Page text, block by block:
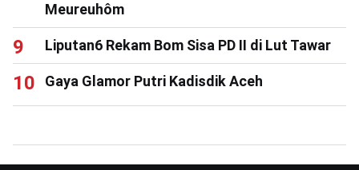
Meureuhôm
Liputan6 Rekam Bom Sisa PD II di Lut Tawar
Gaya Glamor Putri Kadisdik Aceh